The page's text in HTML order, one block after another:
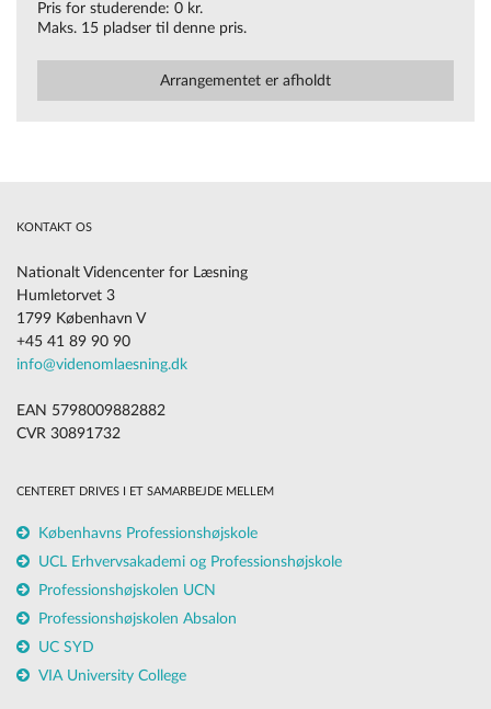
Pris for studerende: 0 kr.
Maks. 15 pladser til denne pris.
Arrangementet er afholdt
KONTAKT OS
Nationalt Videncenter for Læsning
Humletorvet 3
1799 København V
+45 41 89 90 90
info@videnomlaesning.dk
EAN 5798009882882
CVR 30891732
CENTERET DRIVES I ET SAMARBEJDE MELLEM
Københavns Professionshøjskole
UCL Erhvervsakademi og Professionshøjskole
Professionshøjskolen UCN
Professionshøjskolen Absalon
UC SYD
VIA University College